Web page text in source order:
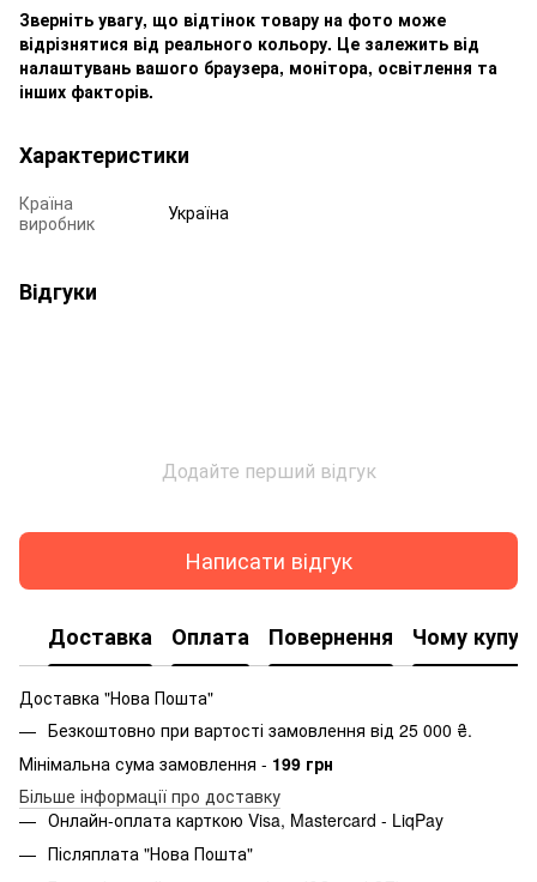
Зверніть увагу, що відтінок товару на фото може
відрізнятися від реального кольору. Це залежить від
налаштувань вашого браузера, монітора, освітлення та
інших факторів.
Характеристики
Країна
виробник
Україна
Відгуки
Додайте перший відгук
Написати відгук
Доставка Оплата Повернення Чому
Доставка "Нова Пошта"
Безкоштовно при вартості замовлення від 25 000 ₴.
Мінімальна сума замовлення - 199 грн
Більше інформації про доставку
Онлайн-оплата карткою Visa, Mastercard - LiqPay
Післяплата "Нова Пошта"